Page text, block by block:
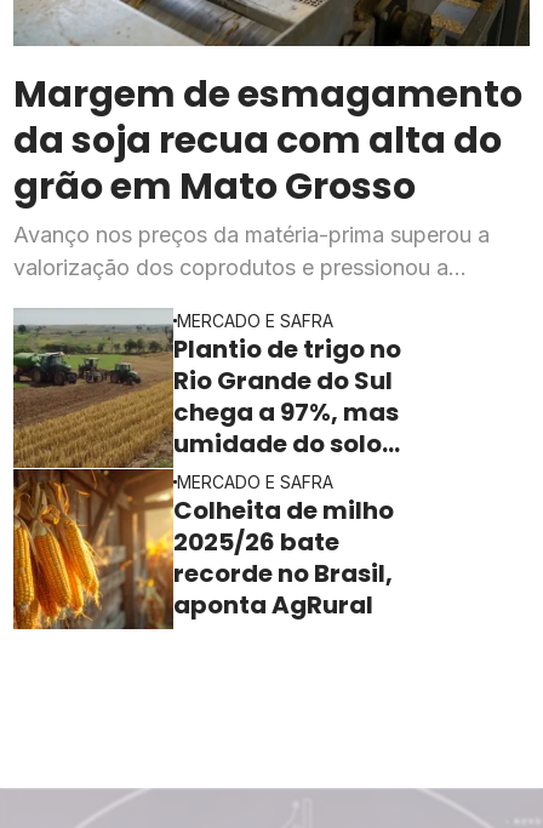
Margem de esmagamento
da soja recua com alta do
grão em Mato Grosso
Avanço nos preços da matéria-prima superou a
valorização dos coprodutos e pressionou a
segundo o ImeaMERCADO E SAFRA
Plantio de trigo no
Rio Grande do Sul
chega a 97%, mas
umidade do solo
ainda freia o ritmo
MERCADO E SAFRA
Colheita de milho
2025/26 bate
recorde no Brasil,
aponta AgRural